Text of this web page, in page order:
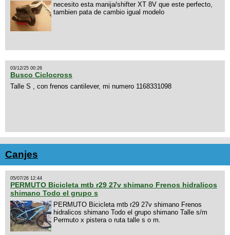
necesito esta manija/shifter XT 8V que este perfecto,
tambien pata de cambio igual modelo
03/12/25 00:26
Busco Ciclocross
Talle S , con frenos cantilever, mi numero 1168331098
Canjes
05/07/26 12:44
PERMUTO Bicicleta mtb r29 27v shimano Frenos hidralicos
shimano Todo el grupo s
PERMUTO Bicicleta mtb r29 27v shimano Frenos
hidralicos shimano Todo el grupo shimano Talle s/m
Permuto x pistera o ruta talle s o m.